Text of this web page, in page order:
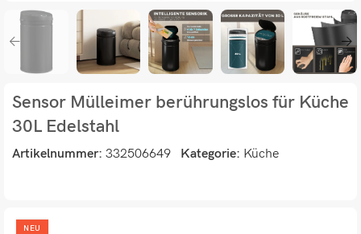
Sensor Mülleimer berührungslos für Küche
30L Edelstahl
Artikelnummer: 332506649 Kategorie: Küche
NEU